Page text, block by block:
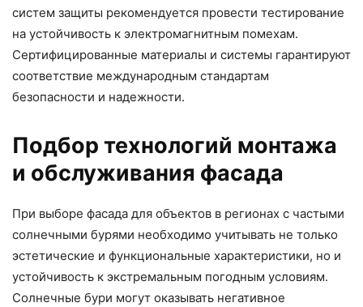
систем защиты рекомендуется провести тестирование
на устойчивость к электромагнитным помехам.
Сертифицированные материалы и системы гарантируют
соответствие международным стандартам
безопасности и надежности.
Подбор технологий монтажа
и обслуживания фасада
При выборе фасада для объектов в регионах с частыми
солнечными бурями необходимо учитывать не только
эстетические и функциональные характеристики, но и
устойчивость к экстремальным погодным условиям.
Солнечные бури могут оказывать негативное